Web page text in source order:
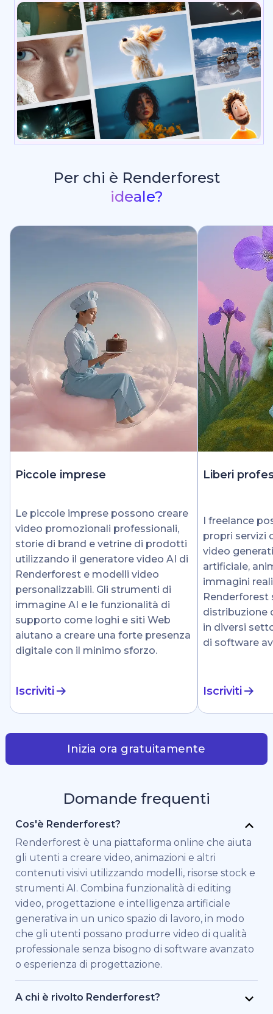
Per chi è Renderforest
ideale?
Piccole imprese
Le piccole imprese possono creare
video promozionali professionali,
storie di brand e vetrine di prodotti
utilizzando il generatore video AI di
Renderforest e modelli video
personalizzabili. Gli strumenti di
immagine AI e le funzionalità di
supporto come loghi e siti Web
aiutano a creare una forte presenza
digitale con il minimo sforzo.
Iscriviti
Liberi
I freelance
propri servizi
video
artificiale,
immagini
Renderforest
distribuzione
in diversi
di software
Iscriviti
Inizia ora gratuitamente
Domande frequenti
Cos'è Renderforest?
Renderforest è una piattaforma online che aiuta
gli utenti a creare video, animazioni e altri
contenuti visivi utilizzando modelli, risorse stock e
strumenti AI. Combina funzionalità di editing
video, progettazione e intelligenza artificiale
generativa in un unico spazio di lavoro, in modo
che gli utenti possano produrre video di qualità
professionale senza bisogno di software avanzato
o esperienza di progettazione.
A chi è rivolto Renderforest?